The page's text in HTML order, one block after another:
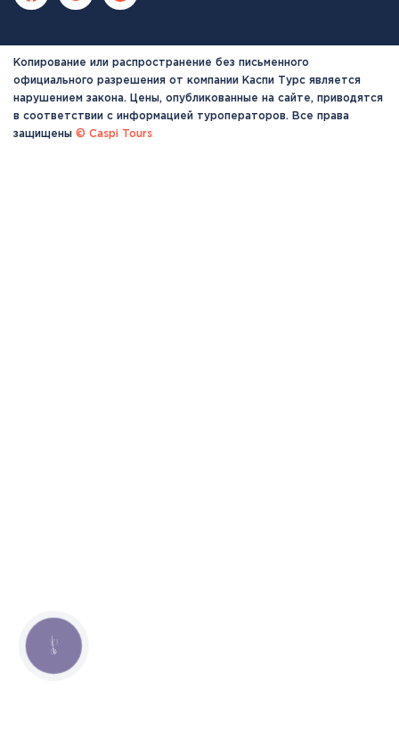
Копирование или распространение без письменного
официального разрешения от компании Каспи Турс является
нарушением закона. Цены, опубликованные на сайте, приводятся
в соответствии с информацией туроператоров. Все права
защищены © Caspi Tours
КНОПКА
СВЯЗИ